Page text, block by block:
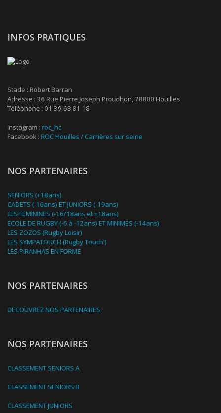
INFOS PRATIQUES
Stade : Robert Barran
Adresse : 36 Rue Pierre Joseph Proudhon, 78800 Houilles
Téléphone : 01 39 68 81 18
Instagram : roc_hc
Facebook : ROC Houilles / Carrières sur seine
NOS PARTENAIRES
SENIORS (+18ans)
CADETS (-16ans) ET JUNIORS (-19ans)
LES FEMININES (-16/18ans et +18ans)
ECOLE DE RUGBY (-6 à -12ans) ET MINIMES (-14ans)
LES ZOZOS (Rugby Loisir)
LES SYMPATOUCH (Rugby Touch')
LES PIRANHAS EN FORME
NOS PARTENAIRES
DECOUVREZ NOS PARTENAIRES
NOS PARTENAIRES
CLASSEMENT SENIORS A
CLASSEMENT SENIORS B
CLASSEMENT JUNIORS